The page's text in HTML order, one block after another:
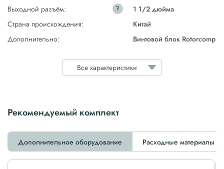
Выходной разъём:
?
1 1/2 дюйма
Страна происхождения:
Китай
Дополнительно:
Винтовой блок Rotorcomp
Все характеристики
Рекомендуемый комплект
Дополнительное оборудование Расходные материалы